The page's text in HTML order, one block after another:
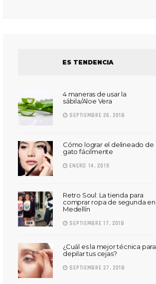
ES TENDENCIA
4 maneras de usar la
sábila/Aloe Vera
SEPTIEMBRE 26, 2018
Cómo lograr el delineado de
gato fácilmente
ENERO 14, 2019
Retro Soul: La tienda para
comprar ropa de segunda en
Medellín
SEPTIEMBRE 17, 2018
¿Cuál es la mejor técnica para
depilar tus cejas?
SEPTIEMBRE 27, 2018